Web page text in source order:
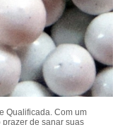
Qualificada. Com um
de sanar suas